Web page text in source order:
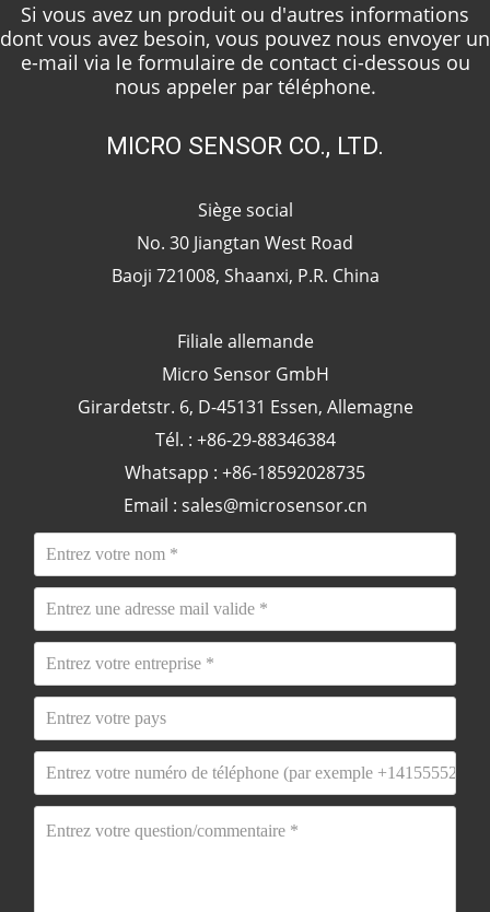
Si vous avez un produit ou d'autres informations
dont vous avez besoin, vous pouvez nous envoyer un
e-mail via le formulaire de contact ci-dessous ou
nous appeler par téléphone.
MICRO SENSOR CO., LTD.
Siège social
No. 30 Jiangtan West Road
Baoji 721008, Shaanxi, P.R. China
Filiale allemande
Micro Sensor GmbH
Girardetstr. 6, D-45131 Essen, Allemagne
Tél. : +86-29-88346384
Whatsapp : +86-18592028735
Email : sales@microsensor.cn